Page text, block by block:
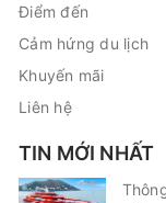
Điểm đến
Cảm hứng du lịch
Khuyến mãi
Liên hệ
TIN MỚI NHẤT